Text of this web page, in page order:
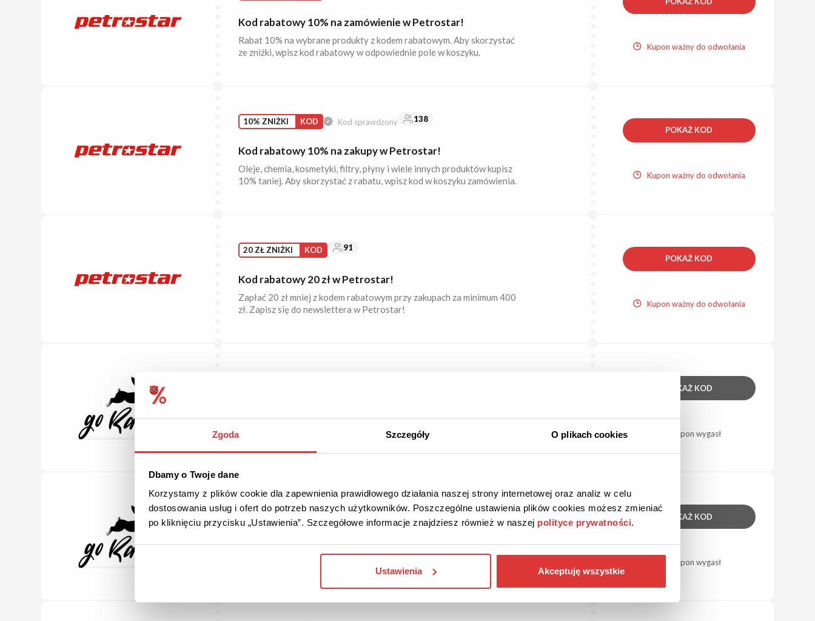
Zgoda Szczegóły O plikach cookies
Dbamy o Twoje dane
Korzystamy z plików cookie dla zapewnienia prawidłowego działania naszej strony internetowej oraz analiz w celu
dostosowania usług i ofert do potrzeb naszych użytkowników. Poszczególne ustawienia plików cookies możesz zmieniać
po kliknięciu przycisku „Ustawienia”. Szczegółowe informacje znajdziesz również w naszej polityce prywatności.
Ustawienia Akceptuję wszystkie
Kod rabatowy 10% na zamówienie w Petrostar!
Rabat 10% na wybrane produkty z kodem rabatowym. Aby skorzystać
ze zniżki, wpisz kod rabatowy w odpowiednie pole w koszyku.
Kupon ważny do odwołania
10% ZNIŻKI KOD Kod sprawdzony 138
Kod rabatowy 10% na zakupy w Petrostar!
Oleje, chemia, kosmetyki, filtry, płyny i wiele innych produktów kupisz
10% taniej. Aby skorzystać z rabatu, wpisz kod w koszyku zamówienia.
POKAŻ KOD
Kupon ważny do odwołania
20 ZŁ ZNIŻKI KOD 91
Kod rabatowy 20 zł w Petrostar!
Zapłać 20 zł mniej z kodem rabatowym przy zakupach za minimum 400
zł. Zapisz się do newslettera w Petrostar!
POKAŻ KOD
Kupon ważny do odwołania
wprowadź w koszyku.
POKAŻ KOD
Kupon wygasł
5% ZNIŻKI KOD
Kod rabatowy 5% w GoRabbit!
Załóż konto i zapisz się do newslettera sklepu GoRabbit, a otrzymasz
5% rabatu na pierwsze zakupy. Dodatkowo dla zalogowanych
użytkowników czas na zwrot wynosi aż 30 dni!
POKAŻ KOD
Kupon wygasł